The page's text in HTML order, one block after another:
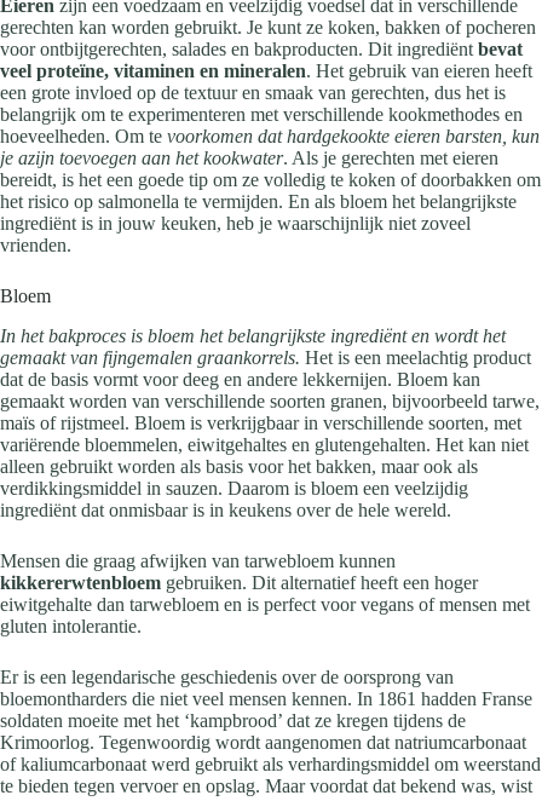
Eieren zijn een voedzaam en veelzijdig voedsel dat in verschillende
gerechten kan worden gebruikt. Je kunt ze koken, bakken of pocheren
voor ontbijtgerechten, salades en bakproducten. Dit ingrediënt bevat
veel proteïne, vitaminen en mineralen. Het gebruik van eieren heeft
een grote invloed op de textuur en smaak van gerechten, dus het is
belangrijk om te experimenteren met verschillende kookmethodes en
hoeveelheden. Om te voorkomen dat hardgekookte eieren barsten, kun
je azijn toevoegen aan het kookwater. Als je gerechten met eieren
bereidt, is het een goede tip om ze volledig te koken of doorbakken om
het risico op salmonella te vermijden. En als bloem het belangrijkste
ingrediënt is in jouw keuken, heb je waarschijnlijk niet zoveel
vrienden.
Bloem
In het bakproces is bloem het belangrijkste ingrediënt en wordt het
gemaakt van fijngemalen graankorrels. Het is een meelachtig product
dat de basis vormt voor deeg en andere lekkernijen. Bloem kan
gemaakt worden van verschillende soorten granen, bijvoorbeeld tarwe,
maïs of rijstmeel. Bloem is verkrijgbaar in verschillende soorten, met
variërende bloemmelen, eiwitgehaltes en glutengehalten. Het kan niet
alleen gebruikt worden als basis voor het bakken, maar ook als
verdikkingsmiddel in sauzen. Daarom is bloem een veelzijdig
ingrediënt dat onmisbaar is in keukens over de hele wereld.
Mensen die graag afwijken van tarwebloem kunnen
kikkererwtenbloem gebruiken. Dit alternatief heeft een hoger
eiwitgehalte dan tarwebloem en is perfect voor vegans of mensen met
gluten intolerantie.
Er is een legendarische geschiedenis over de oorsprong van
bloemontharders die niet veel mensen kennen. In 1861 hadden Franse
soldaten moeite met het ‘kampbrood’ dat ze kregen tijdens de
Krimoorlog. Tegenwoordig wordt aangenomen dat natriumcarbonaat
of kaliumcarbonaat werd gebruikt als verhardingsmiddel om weerstand
te bieden tegen vervoer en opslag. Maar voordat dat bekend was, wist